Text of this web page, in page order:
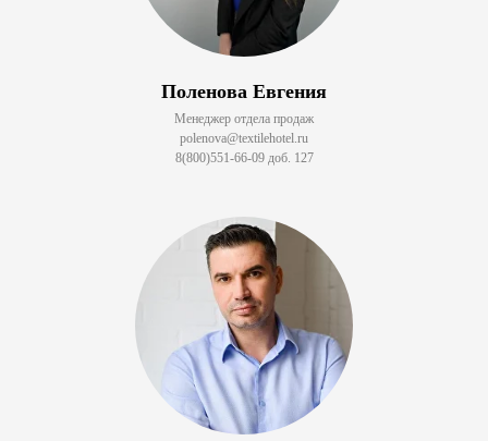
Поленова Евгения
Менеджер отдела продаж
polenova@textilehotel.ru
8(800)551-66-09 доб. 127